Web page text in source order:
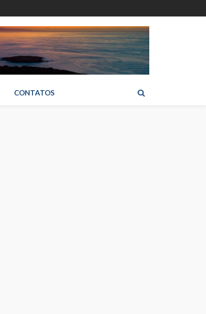
CONTATOS